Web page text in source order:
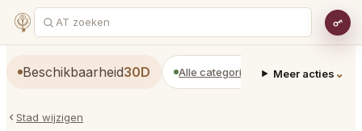
Beschikbaarheid30D Alle categorieën Restaurants
Meer acties ⌄
Stad wijzigen